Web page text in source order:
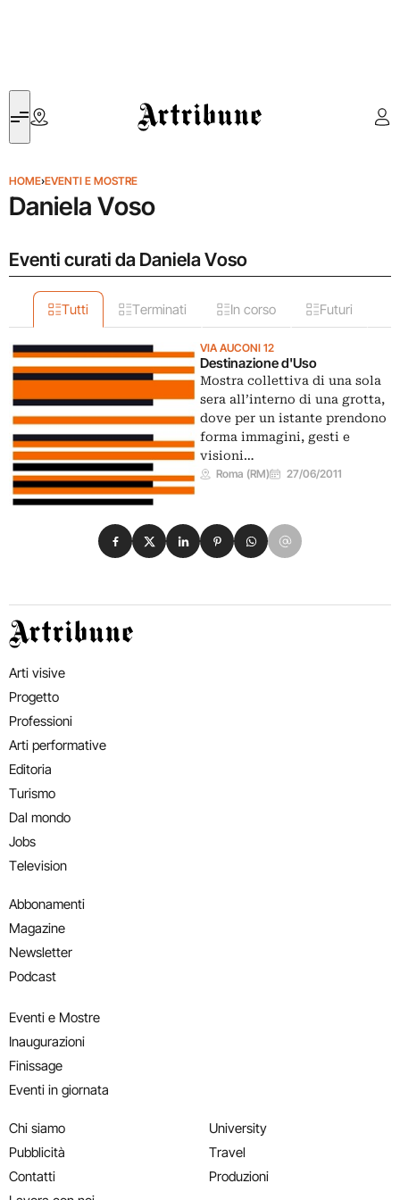
Artribune
HOME›EVENTI E MOSTRE
Daniela Voso
Eventi curati da Daniela Voso
Tutti Terminati In corso Futuri
VIA AUCONI 12
Destinazione d'Uso
Mostra collettiva di una sola
sera all’interno di una grotta,
dove per un istante prendono
forma immagini, gesti e
visioni…
Roma (RM) 27/06/2011
Condividi su Facebook
Condividi su X
Condividi su LinkedIn
Condividi su Pinterest
Condividi su WhatsApp
Condividi su Email
Artribune
Arti visive
Progetto
Professioni
Arti performative
Editoria
Turismo
Dal mondo
Jobs
Television
Abbonamenti
Magazine
Newsletter
Podcast
Eventi e Mostre
Inaugurazioni
Finissage
Eventi in giornata
Chi siamo
Pubblicità
Contatti
University
Travel
Produzioni